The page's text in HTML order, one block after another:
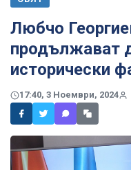
Любчо
продължават
исторически
17:40, 3 Ноември, 2024